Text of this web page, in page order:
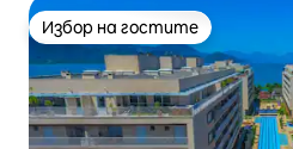
Избор на гостите
Избор на гостите